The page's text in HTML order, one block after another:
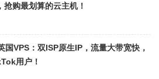
抢购最划算的云主机！
国VPS：双ISP原生IP，流量大带宽快，
用户！